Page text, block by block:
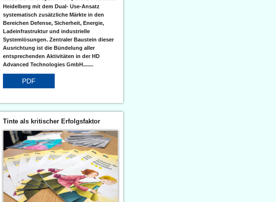
Heidelberg mit dem Dual- Use-Ansatz
systematisch zusätzliche Märkte in den
Bereichen Defense, Sicherheit, Energie,
Ladeinfrastruktur und industrielle
Systemlösungen. Zentraler Baustein dieser
Ausrichtung ist die Bündelung aller
entsprechenden Aktivitäten in der HD
Advanced Technologies GmbH.......
PDF
Tinte als kritischer Erfolgsfaktor